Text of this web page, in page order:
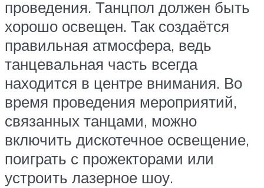
проведения. Танцпол должен быть
хорошо освещен. Так создаётся
правильная атмосфера, ведь
танцевальная часть всегда
находится в центре внимания. Во
время проведения мероприятий,
связанных танцами, можно
включить дискотечное освещение,
поиграть с прожекторами или
устроить лазерное шоу.